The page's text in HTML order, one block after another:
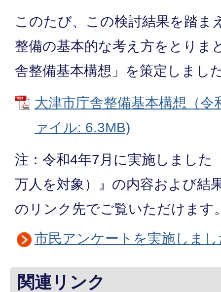
このたび、この検討結果を踏ま
整備の基本的な考え方をとりま
舎整備基本構想」を策定しまし
大津市庁舎整備基本構想（令
ァイル: 6.3MB)
注：令和4年7月に実施しました
万人を対象）』の内容および結
のリンク先でご覧いただけます
市民アンケートを実施しま
関連リンク